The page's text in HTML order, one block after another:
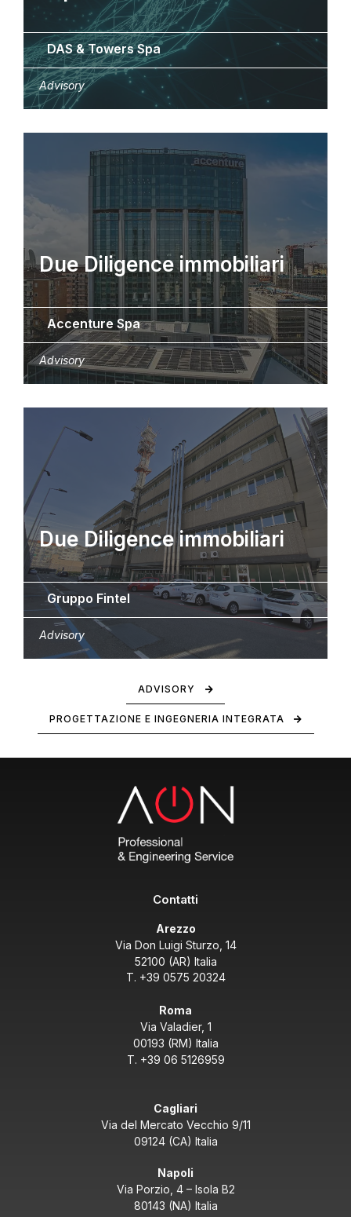
DAS & Towers Spa
Advisory
Due Diligence immobiliari
Accenture Spa
Advisory
Due Diligence immobiliari
Gruppo Fintel
Advisory
ADVISORY
PROGETTAZIONE E INGEGNERIA INTEGRATA
Contatti
Arezzo
Via Don Luigi Sturzo, 14
52100 (AR) Italia
T. +39 0575 20324
Roma
Via Valadier, 1
00193 (RM) Italia
T. +39 06 5126959
Cagliari
Via del Mercato Vecchio 9/11
09124 (CA) Italia
Napoli
Via Porzio, 4 – Isola B2
80143 (NA) Italia